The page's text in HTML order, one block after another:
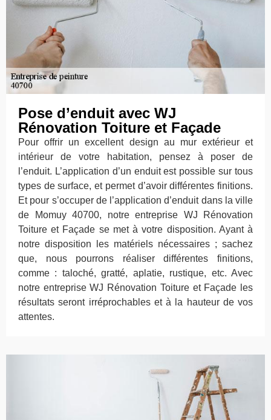
Pose d’enduit avec WJ
Rénovation Toiture et Façade
Pour offrir un excellent design au mur extérieur et
intérieur de votre habitation, pensez à poser de
l’enduit. L’application d’un enduit est possible sur tous
types de surface, et permet d’avoir différentes finitions.
Et pour s’occuper de l’application d’enduit dans la ville
de Momuy 40700, notre entreprise WJ Rénovation
Toiture et Façade se met à votre disposition. Ayant à
notre disposition les matériels nécessaires ; sachez
que, nous pourrons réaliser différentes finitions,
comme : taloché, gratté, aplatie, rustique, etc. Avec
notre entreprise WJ Rénovation Toiture et Façade les
résultats seront irréprochables et à la hauteur de vos
attentes.